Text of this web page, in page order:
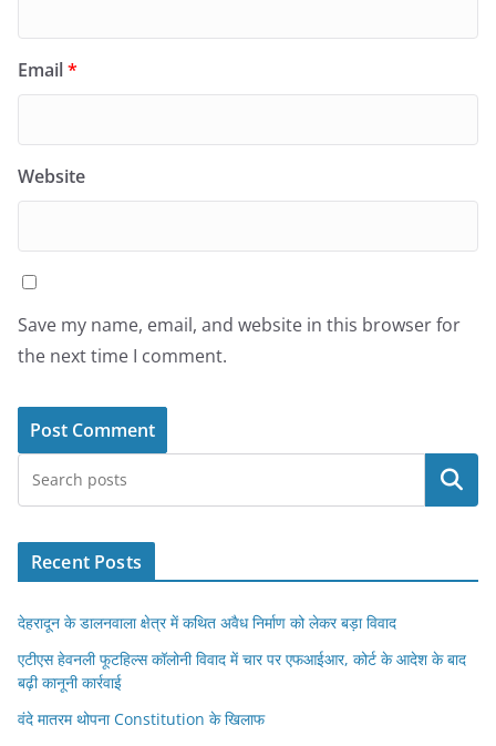
Email*
Website
Save my name, email, and website in this browser for
the next time I comment.
Search
Recent Posts
देहरादून के डालनवाला क्षेत्र में कथित अवैध निर्माण को लेकर बड़ा विवाद
एटीएस हेवनली फूटहिल्स कॉलोनी विवाद में चार पर एफआईआर, कोर्ट के आदेश के बाद
बढ़ी कानूनी कार्रवाई
वंदे मातरम थोपना Constitution के खिलाफ